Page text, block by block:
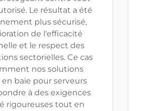
Le résultat a été
plus sécurisé,
de l'efficacité
et le respect des
sectorielles. Ce cas
nos solutions
baie pour serveurs
à des exigences
rigoureuses tout en